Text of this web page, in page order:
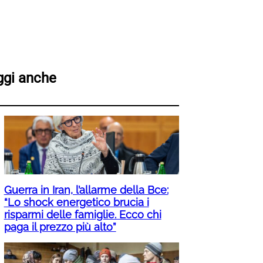
anche
Guerra in Iran, l’allarme della Bce:
“Lo shock energetico brucia i
risparmi delle famiglie. Ecco chi
paga il prezzo più alto”